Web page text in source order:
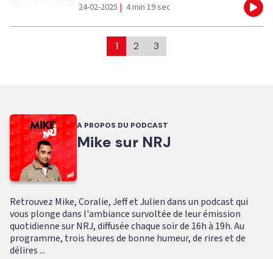
24-02-2025 | 4 min 19 sec
1 2 3
A PROPOS DU PODCAST
Mike sur NRJ
Retrouvez Mike, Coralie, Jeff et Julien dans un podcast qui
vous plonge dans l'ambiance survoltée de leur émission
quotidienne sur NRJ, diffusée chaque soir de 16h à 19h. Au
programme, trois heures de bonne humeur, de rires et de
délires ...